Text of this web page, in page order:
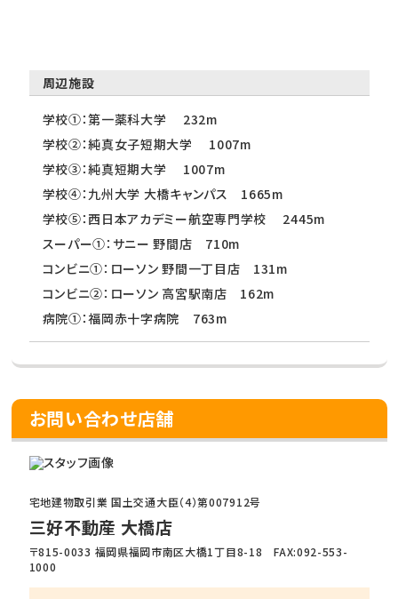
周辺施設
学校①：第一薬科大学 232m
学校②：純真女子短期大学 1007m
学校③：純真短期大学 1007m
学校④：九州大学 大橋キャンパス 1665m
学校⑤：西日本アカデミー航空専門学校 2445m
スーパー①：サニー 野間店 710m
コンビニ①：ローソン 野間一丁目店 131m
コンビニ②：ローソン 高宮駅南店 162m
病院①：福岡赤十字病院 763m
お問い合わせ店舗
宅地建物取引業 国土交通大臣（4）第007912号
三好不動産 大橋店
〒815-0033 福岡県福岡市南区大橋1丁目8-18 FAX:092-553-
1000